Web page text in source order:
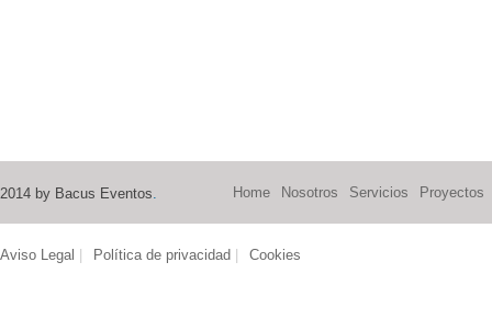
2014 by Bacus Eventos. Home Nosotros Servicios Proyectos
Aviso Legal Política de privacidad Cookies